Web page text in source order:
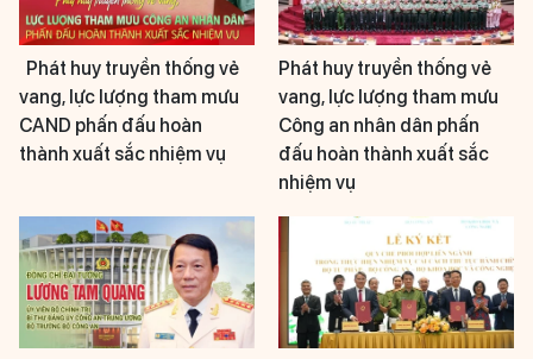
Phát huy truyền thống vẻ
vang, lực lượng tham mưu
CAND phấn đấu hoàn
thành xuất sắc nhiệm vụ
Phát huy truyền thống vẻ
vang, lực lượng tham mưu
Công an nhân dân phấn
đấu hoàn thành xuất sắc
nhiệm vụ